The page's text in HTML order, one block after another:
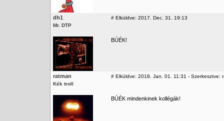
dh1
Mr. DTP
# Elküldve: 2017. Dec. 31. 19:13
BÚÉK!
ratman
Kék troll
# Elküldve: 2018. Jan. 01. 11:31 - Szerkesztve:
BÚÉK mindenkinek kollégák!